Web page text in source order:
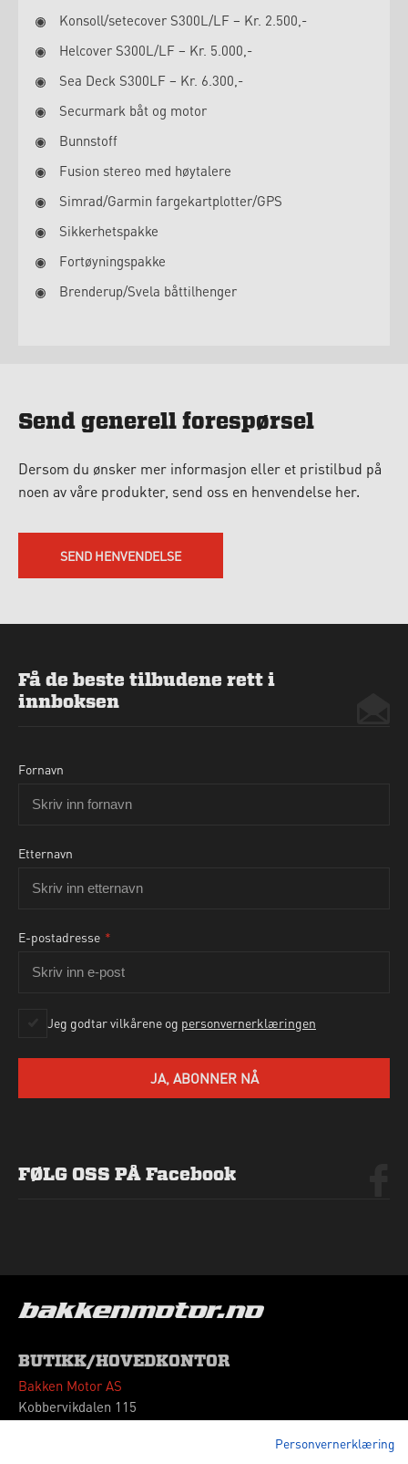
Konsoll/setecover S300L/LF – Kr. 2.500,-
Helcover S300L/LF – Kr. 5.000,-
Sea Deck S300LF – Kr. 6.300,-
Securmark båt og motor
Bunnstoff
Fusion stereo med høytalere
Simrad/Garmin fargekartplotter/GPS
Sikkerhetspakke
Fortøyningspakke
Brenderup/Svela båttilhenger
Send generell forespørsel
Dersom du ønsker mer informasjon eller et pristilbud på
noen av våre produkter, send oss en henvendelse her.
SEND HENVENDELSE
SEND HENVENDELSE
Få de beste tilbudene rett i
innboksen
Fornavn
Etternavn
E-postadresse *
Jeg godtar vilkårene og personvernerklæringen
JA, ABONNER NÅ
FØLG OSS PÅ Facebook
BUTIKK/HOVEDKONTOR
Bakken Motor AS
Kobbervikdalen 115
Personvernerklæring